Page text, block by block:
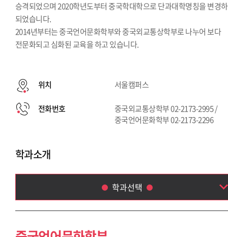
승격되었으며 2020학년도부터 중국학대학으로 단과대학명칭을 변경
되었습니다.
2014년부터는 중국언어문화학부와 중국외교통상학부로 나누어 보다
전문화되고 심화된 교육을 하고 있습니다.
위치 서울캠퍼스
전화번호
중국외교통상학부 02-2173-2995 /
중국언어문화학부 02-2173-2296
학과소개
학과선택
중국언어문화학부